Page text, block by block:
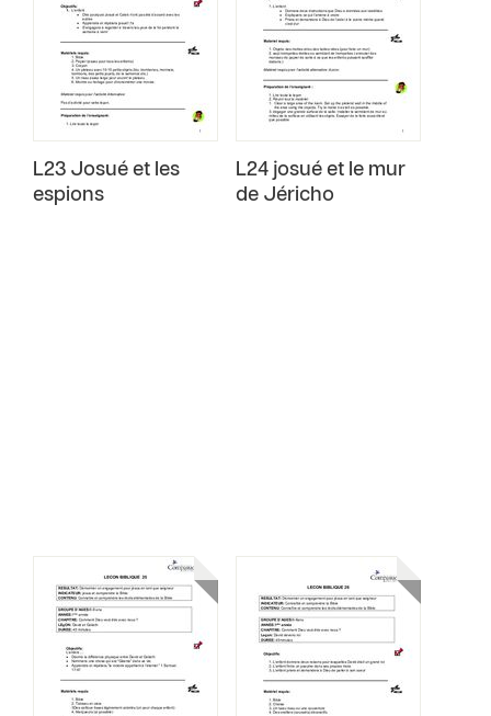
L23 Josué et les
espions
L24 josué et le mur
de Jéricho